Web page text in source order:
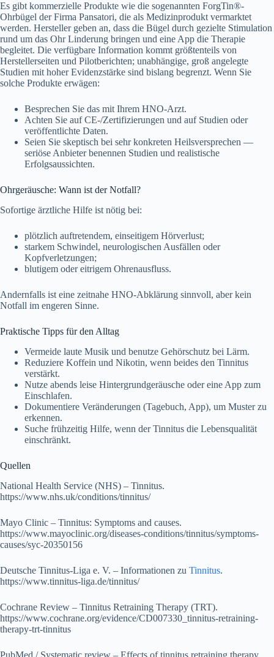
Es gibt kommerzielle Produkte wie die sogenannten ForgTin®-
Ohrbügel der Firma Pansatori, die als Medizinprodukt vermarktet
werden. Hersteller geben an, dass die Bügel durch gezielte Stimulation
rund um das Ohr Linderung bringen und eine App die Therapie
begleitet. Die verfügbare Information kommt größtenteils von
Herstellerseiten und Pilotberichten; unabhängige, groß angelegte
Studien mit hoher Evidenzstärke sind bislang begrenzt. Wenn Sie
solche Produkte erwägen:
Besprechen Sie das mit Ihrem HNO-Arzt.
Achten Sie auf CE-/Zertifizierungen und auf Studien oder
veröffentlichte Daten.
Seien Sie skeptisch bei sehr konkreten Heilsversprechen —
seriöse Anbieter benennen Studien und realistische
Erfolgsaussichten.
Ohrgeräusche: Wann ist der Notfall?
Sofortige ärztliche Hilfe ist nötig bei:
plötzlich auftretendem, einseitigem Hörverlust;
starkem Schwindel, neurologischen Ausfällen oder
Kopfverletzungen;
blutigem oder eitrigem Ohrenausfluss.
Andernfalls ist eine zeitnahe HNO-Abklärung sinnvoll, aber kein
Notfall im engeren Sinne.
Praktische Tipps für den Alltag
Vermeide laute Musik und benutze Gehörschutz bei Lärm.
Reduziere Koffein und Nikotin, wenn beides den Tinnitus
verstärkt.
Nutze abends leise Hintergrundgeräusche oder eine App zum
Einschlafen.
Dokumentiere Veränderungen (Tagebuch, App), um Muster zu
erkennen.
Suche frühzeitig Hilfe, wenn der Tinnitus die Lebensqualität
einschränkt.
Quellen
National Health Service (NHS) – Tinnitus.
https://www.nhs.uk/conditions/tinnitus/
Mayo Clinic – Tinnitus: Symptoms and causes.
https://www.mayoclinic.org/diseases-conditions/tinnitus/symptoms-
causes/syc-20350156
Deutsche Tinnitus-Liga e. V. – Informationen zu Tinnitus.
https://www.tinnitus-liga.de/tinnitus/
Cochrane Review – Tinnitus Retraining Therapy (TRT).
https://www.cochrane.org/evidence/CD007330_tinnitus-retraining-
therapy-trt-tinnitus
PubMed / Systematic review – Effects of tinnitus retraining therapy.